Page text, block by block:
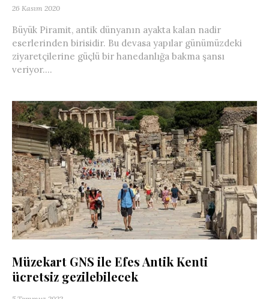
26 Kasım 2020
Büyük Piramit, antik dünyanın ayakta kalan nadir
eserlerinden birisidir. Bu devasa yapılar günümüzdeki
ziyaretçilerine güçlü bir hanedanlığa bakma şansı
veriyor....
Müzekart GNS ile Efes Antik Kenti
ücretsiz gezilebilecek